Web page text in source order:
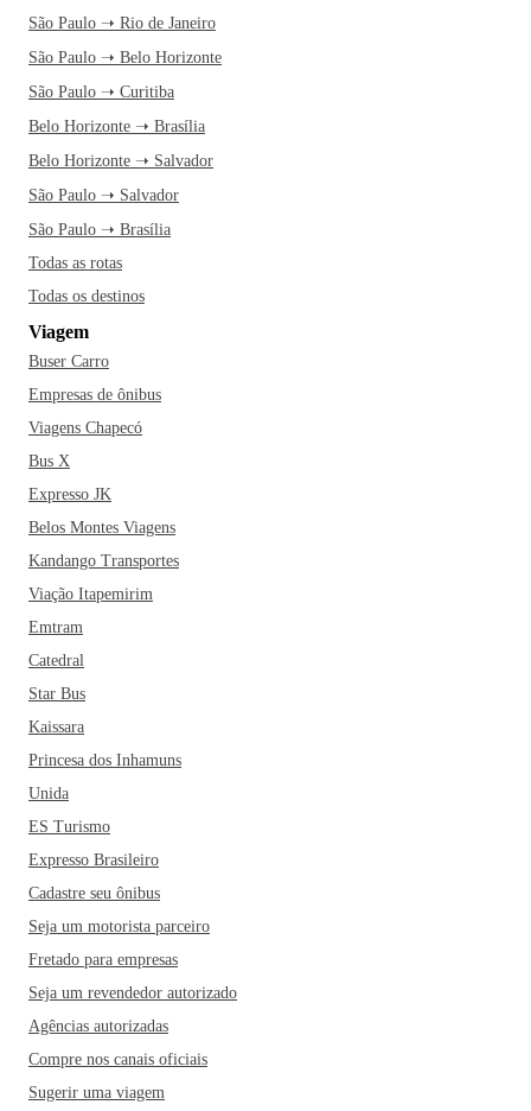
São Paulo ➝ Rio de Janeiro
São Paulo ➝ Belo Horizonte
São Paulo ➝ Curitiba
Belo Horizonte ➝ Brasília
Belo Horizonte ➝ Salvador
São Paulo ➝ Salvador
São Paulo ➝ Brasília
Todas as rotas
Todas os destinos
Viagem
Buser Carro
Empresas de ônibus
Viagens Chapecó
Bus X
Expresso JK
Belos Montes Viagens
Kandango Transportes
Viação Itapemirim
Emtram
Catedral
Star Bus
Kaissara
Princesa dos Inhamuns
Unida
ES Turismo
Expresso Brasileiro
Cadastre seu ônibus
Seja um motorista parceiro
Fretado para empresas
Seja um revendedor autorizado
Agências autorizadas
Compre nos canais oficiais
Sugerir uma viagem